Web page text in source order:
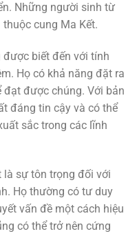
Những người sinh từ
cung Ma Kết.
được biết đến với tính
Họ có khả năng đặt ra
đạt được chúng. Với bản
đáng tin cậy và có thể
sắc trong các lĩnh
là sự tôn trọng đối với
Họ thường có tư duy
vấn đề một cách hiệu
có thể trở nên cứng